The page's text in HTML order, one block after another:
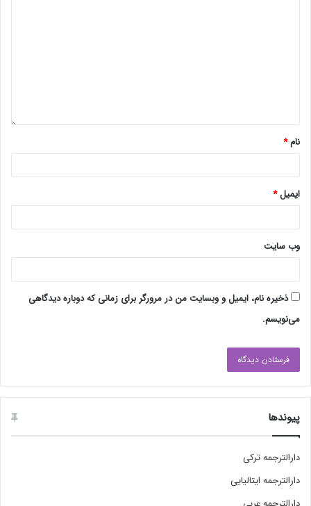
نام*
ایمیل*
وب‌ سایت
ذخیره نام، ایمیل و وبسایت من در مرورگر برای زمانی که دوباره دیدگاهی
می‌نویسم.
پیوندها
دارالترجمه ترکی
دارالترجمه ایتالیایی